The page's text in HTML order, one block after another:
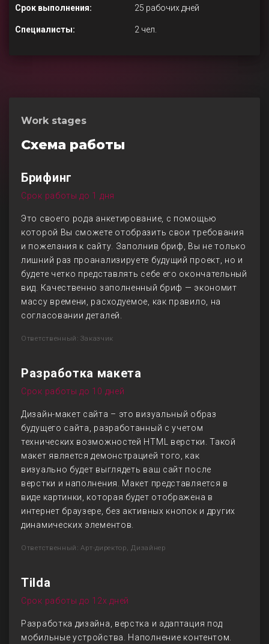
Срок выполнения: 25 рабочих дней
Специалисты: 2 чел.
Work stages
Схема работы
Брифинг
Срок работы до 1 дня
Это своего рода анкетирование, с помощью
которой Вы сможете отобразить свои требования
и пожелания к сайту. Заполнив бриф, Вы не только
лишний раз проанализируете будущий проект, но и
будете четко представлять себе его окончательный
вид. Качественно заполненный бриф — экономит
массу времени, расходуемое, как правило, на
согласовании деталей.
Ответственный: Заказчик
Разработка макета
Срок работы до 10 дней
Дизайн-макет сайта – это визуальный образ
будущего сайта, разработанный с учетом
технических возможностей HTML верстки. Такой
макет является демонстрацией того, как
визуально будет выглядеть ваш сайт после
верстки и наполнения. Макет представляется в
виде картинки, которая будет отображена в
интернет браузере, без активных кнопок и других
динамических элементов.
Ответственный: Арт-директор, Дизайнер
Tilda
Срок работы до 12х дней
Разработка дизайна, верстка и адаптация под
мобильные устройства. Наполнение контентом.